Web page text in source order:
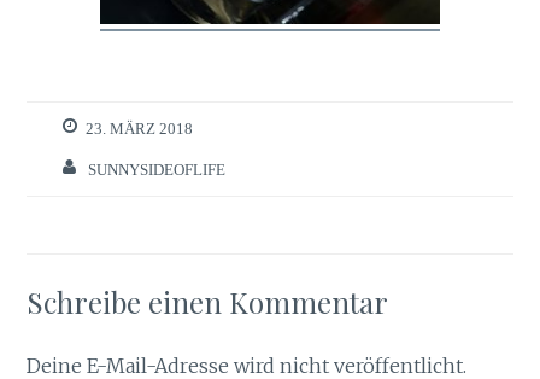
23. MÄRZ 2018
SUNNYSIDEOFLIFE
Schreibe einen Kommentar
Deine E-Mail-Adresse wird nicht veröffentlicht.